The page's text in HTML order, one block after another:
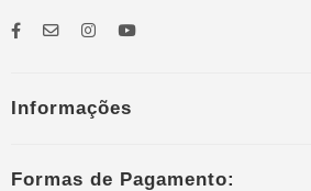
Informações
Formas de Pagamento: